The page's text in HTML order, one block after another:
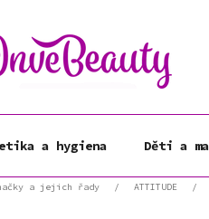
a hygiena Děti a
a jejich řady / ATTITUDE /